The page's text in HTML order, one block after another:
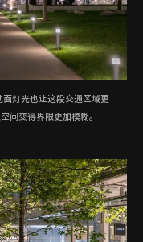
灯光也让这段交通区域更
间变得界限更加模糊。